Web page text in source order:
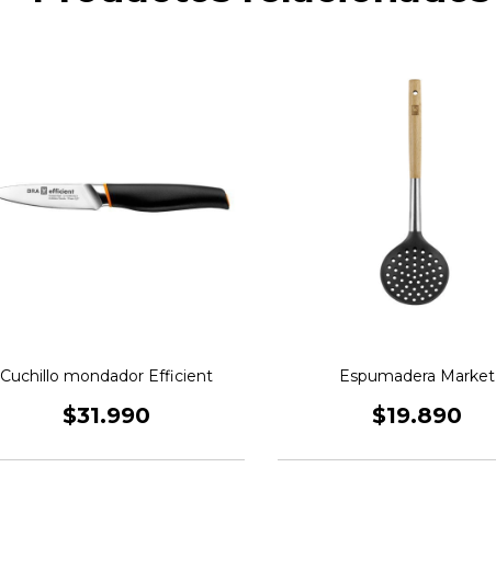
Cuchillo mondador Efficient
$31.990
Espumadera Market
$19.890